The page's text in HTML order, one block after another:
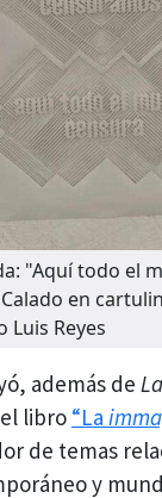
"Aquí todo el
en
Luis Reyes
además de
libro “La
de temas
y